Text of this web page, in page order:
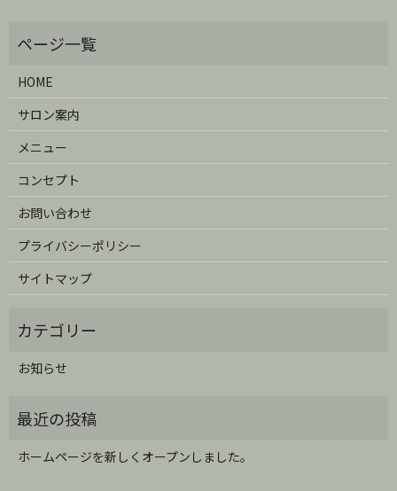
HOME
サロン案内
メニュー
コンセプト
お問い合わせ
プライバシーポリシー
サイトマップ
お知らせ
ホームページを新しくオープンしました。